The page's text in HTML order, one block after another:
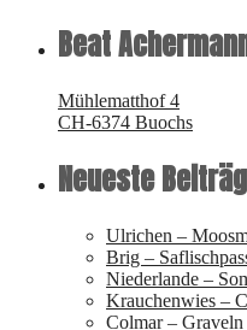
Beat
Mühlematthof 4
CH-6374 Buochs
Neueste
Ulrichen –
Brig –
Niederlande –
Krauchenwies –
Colmar – Graveln